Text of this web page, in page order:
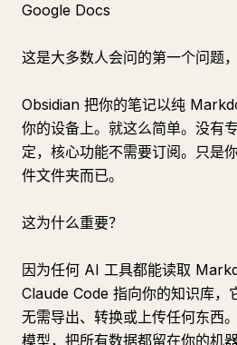
Google Docs
这是大多数人会问的第一个问题
Obsidian 把你的笔记以纯
你的设备上。就这么简单。没有
定，核心功能不需要订阅。只是
件文件夹而已。
这为什么重要？
因为任何 AI 工具都能读取
Claude Code 指向你的知识库，
无需导出、转换或上传任何东西
模型，把所有数据都留在你的机